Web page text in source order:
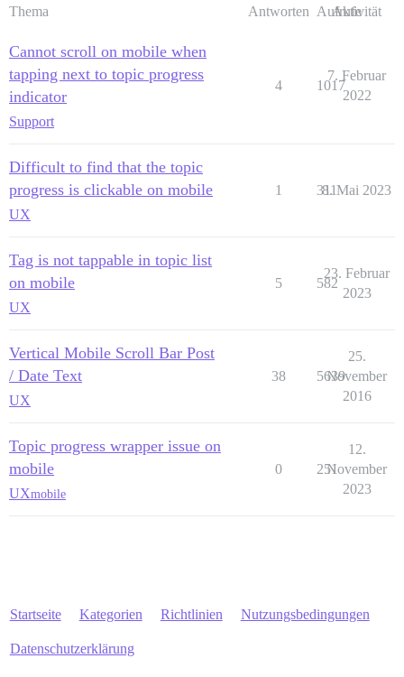
Thema Antworten Aufrufe
Aktivität
Cannot scroll on mobile when
tapping next to topic progress
indicator
Support
4 1017
7. Februar
2022
Difficult to find that the topic
progress is clickable on mobile
UX
1 311
8. Mai 2023
Tag is not tappable in topic list
on mobile
UX
5 582
23. Februar
2023
Vertical Mobile Scroll Bar Post
/ Date Text
UX
38 5639
25.
November
2016
Topic progress wrapper issue on
mobile
UXmobile
0 251
12.
November
2023
Startseite Kategorien Richtlinien Nutzungsbedingungen
Datenschutzerklärung